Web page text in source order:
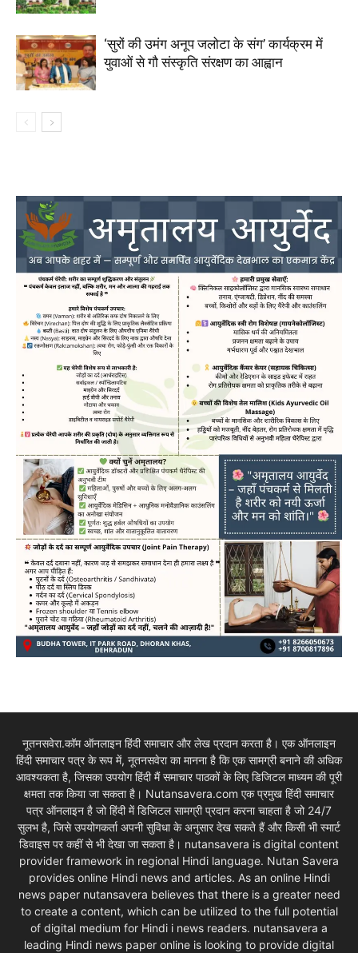
‘सुरों की उमंग अनूप जलोटा के संग’ कार्यक्रम में
युवाओं से गौ संस्कृति संरक्षण का आह्वान
नूतनसवेरा.कॉम ऑनलाइन हिंदी समाचार और लेख प्रदान करता है। एक ऑनलाइन
हिंदी समाचार पत्र के रूप में, नूतनसवेरा का मानना है कि एक सामग्री बनाने की अधिक
आवश्यकता है, जिसका उपयोग हिंदी मैं समाचार पाठकों के लिए डिजिटल माध्यम की पूरी
क्षमता तक किया जा सकता है। Nutansavera.com एक प्रमुख हिंदी समाचार
पत्र ऑनलाइन है जो हिंदी में डिजिटल सामग्री प्रदान करना चाहता है जो 24/7
सुलभ है, जिसे उपयोगकर्ता अपनी सुविधा के अनुसार देख सकते हैं और किसी भी स्मार्ट
डिवाइस पर कहीं से भी देखा जा सकता है। nutansavera is digital content
provider framework in regional Hindi language. Nutan Savera
provides online Hindi news and articles. As an online Hindi
news paper nutansavera believes that there is a greater need
to create a content, which can be utilized to the full potential
of digital medium for Hindi i news readers. nutansavera a
leading Hindi news paper online is looking to provide digital